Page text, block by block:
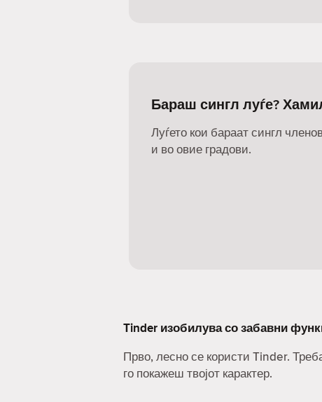
Бараш сингл луѓе?
Луѓето кои бараат сингл
и во овие градови.
Tinder изобилува со забавни
Прво, лесно се користи Tinder.
го покажеш твојот карактер.